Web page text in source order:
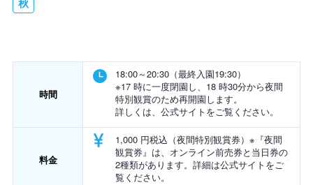
秋
時間
18:00～20:30（最終入園19:30）
※17 時に一度閉園し、18 時30分から夜間
特別観賞のため再開園します。
詳しくは、公式サイトをご覧ください。
料金
1,000 円税込（夜間特別観賞券）※『夜間
観賞券』は、オンライン前売券と当日券の
2種類があります。詳細は公式サイトをご
覧ください。